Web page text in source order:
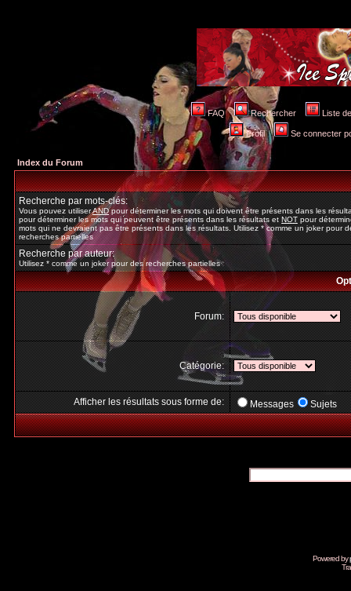
FAQ Rechercher Liste
Profil Se connecter
Index du Forum
Recherche par mots-clés:
Vous pouvez utiliserANDpour déterminer les mots qui doivent être présents dans les
pour déterminer les mots qui peuvent être présents dans les résultats etNOTpour
mots qui ne devraient pas être présents dans les résultats. Utilisez * comme un joker pour
recherches partielles
Recherche par auteur:
Utilisez * comme un joker pour des recherches partielles
Forum:
Catégorie:
Afficher les résultats sous forme de: Messages Sujets
Powered by